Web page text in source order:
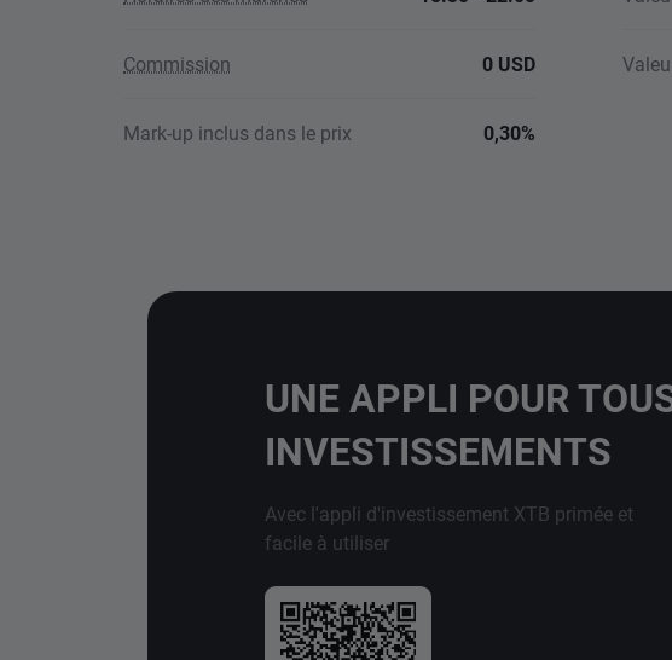
Commission 0 USD
Mark-up inclus dans le prix 0,30%
UNE APPLI POUR
INVESTISSEMENTS
Avec l'appli d'investissement XTB primée et
facile à utiliser